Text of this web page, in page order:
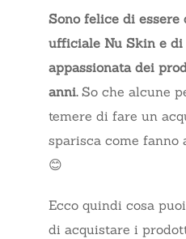
Sono felice di
ufficiale Nu Skin e di
appassionata dei
anni.So che alcune
temere di fare un
sparisca come fanno
😊
Ecco quindi cosa
di acquistare i